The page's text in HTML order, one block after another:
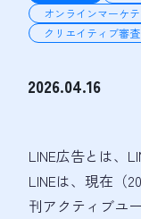
オンラインマーケ
クリエイティブ審査
2026.04.16
LINE広告とは、
LINEは、現在（
刊アクティブユ